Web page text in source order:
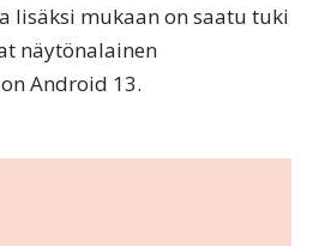
lisäksi mukaan on saatu tuki
näytönalainen
Android 13.